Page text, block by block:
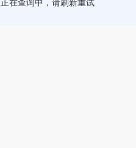
正在查询中，请刷新重试